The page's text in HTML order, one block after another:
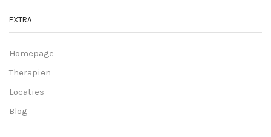
EXTRA
Homepage
Therapien
Locaties
Blog